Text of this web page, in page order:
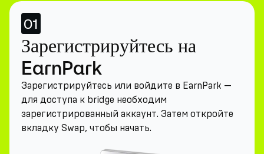
01
Зарегистрируйтесь на
EarnPark
Зарегистрируйтесь или войдите в EarnPark —
для доступа к bridge необходим
зарегистрированный аккаунт. Затем откройте
вкладку Swap, чтобы начать.